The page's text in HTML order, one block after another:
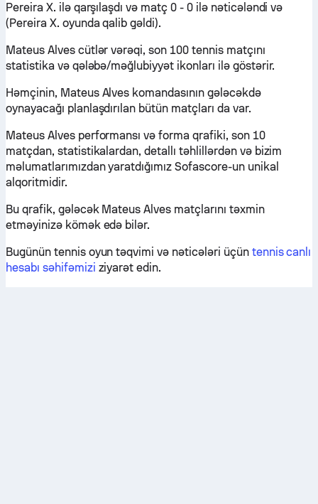
Pereira X. ilə qarşılaşdı və matç 0 - 0 ilə nəticələndi və
(Pereira X. oyunda qalib gəldi).
Mateus Alves cütlər vərəqi, son 100 tennis matçını
statistika və qələbə/məğlubiyyət ikonları ilə göstərir.
Həmçinin, Mateus Alves komandasının gələcəkdə
oynayacağı planlaşdırılan bütün matçları da var.
Mateus Alves performansı və forma qrafiki, son 10
matçdan, statistikalardan, detallı təhlillərdən və bizim
məlumatlarımızdan yaratdığımız Sofascore-un unikal
alqoritmidir.
Bu qrafik, gələcək Mateus Alves matçlarını təxmin
etməyinizə kömək edə bilər.
Bugünün tennis oyun təqvimi və nəticələri üçün tennis canlı
hesabı səhifəmizi ziyarət edin.